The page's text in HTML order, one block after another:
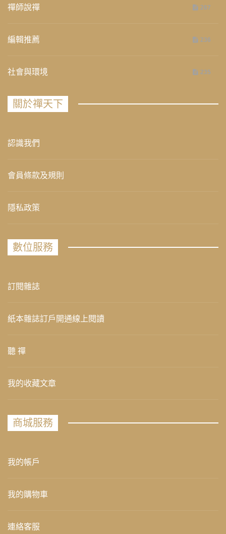
禪師說禪 267
編輯推薦 236
社會與環境 235
關於禪天下
認識我們
會員條款及規則
隱私政策
數位服務
訂閱雜誌
紙本雜誌訂戶開通線上閱讀
聽 禪
我的收藏文章
商城服務
我的帳戶
我的購物車
連絡客服